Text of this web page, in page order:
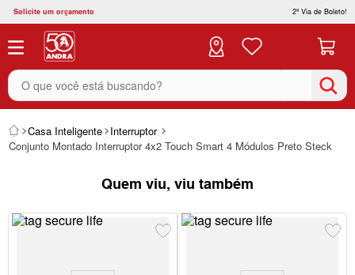
Solicite um orçamento 2ª Via de Boleto!
O que você está buscando?
Casa Inteligente Interruptor
Conjunto Montado Interruptor 4x2 Touch Smart 4 Módulos Preto Steck
Quem viu, viu também